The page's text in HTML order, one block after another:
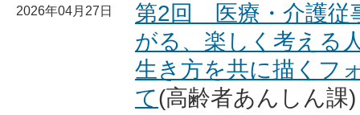
2026年04月27日
第2回 医療・介護従
がる、楽しく考える
生き方を共に描くフ
て(高齢者あんしん課)